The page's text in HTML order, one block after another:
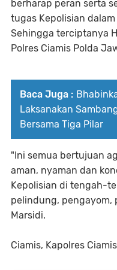
berharap peran serta
tugas Kepolisian
Sehingga terciptanya
Polres Ciamis Polda
Baca Juga :
Laksanakan
Bersama Tiga Pilar
"Ini semua bertujuan
aman, nyaman dan
Kepolisian di tengah-
pelindung, pengayom,
Marsidi.
Ciamis, Kapolres